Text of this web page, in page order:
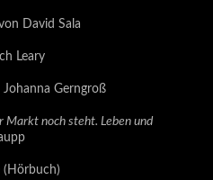
David Sala
Leary
Johanna Gerngroß
Markt noch steht. Leben und
(Hörbuch)